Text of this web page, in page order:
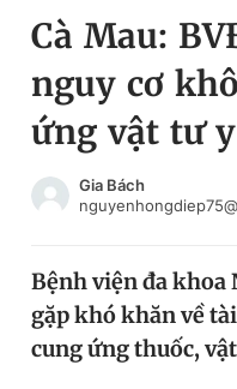
Chuyên mục khác
Chào ngày mới
Video
Đổi mật khẩu
Tin đã lưu
Tin đã xem
Đăng xuất
Cà Mau:
nguy cơ
ứng vật tư
Gia Bách
Bệnh viện đa khoa
gặp khó khăn về
cung ứng thuốc,